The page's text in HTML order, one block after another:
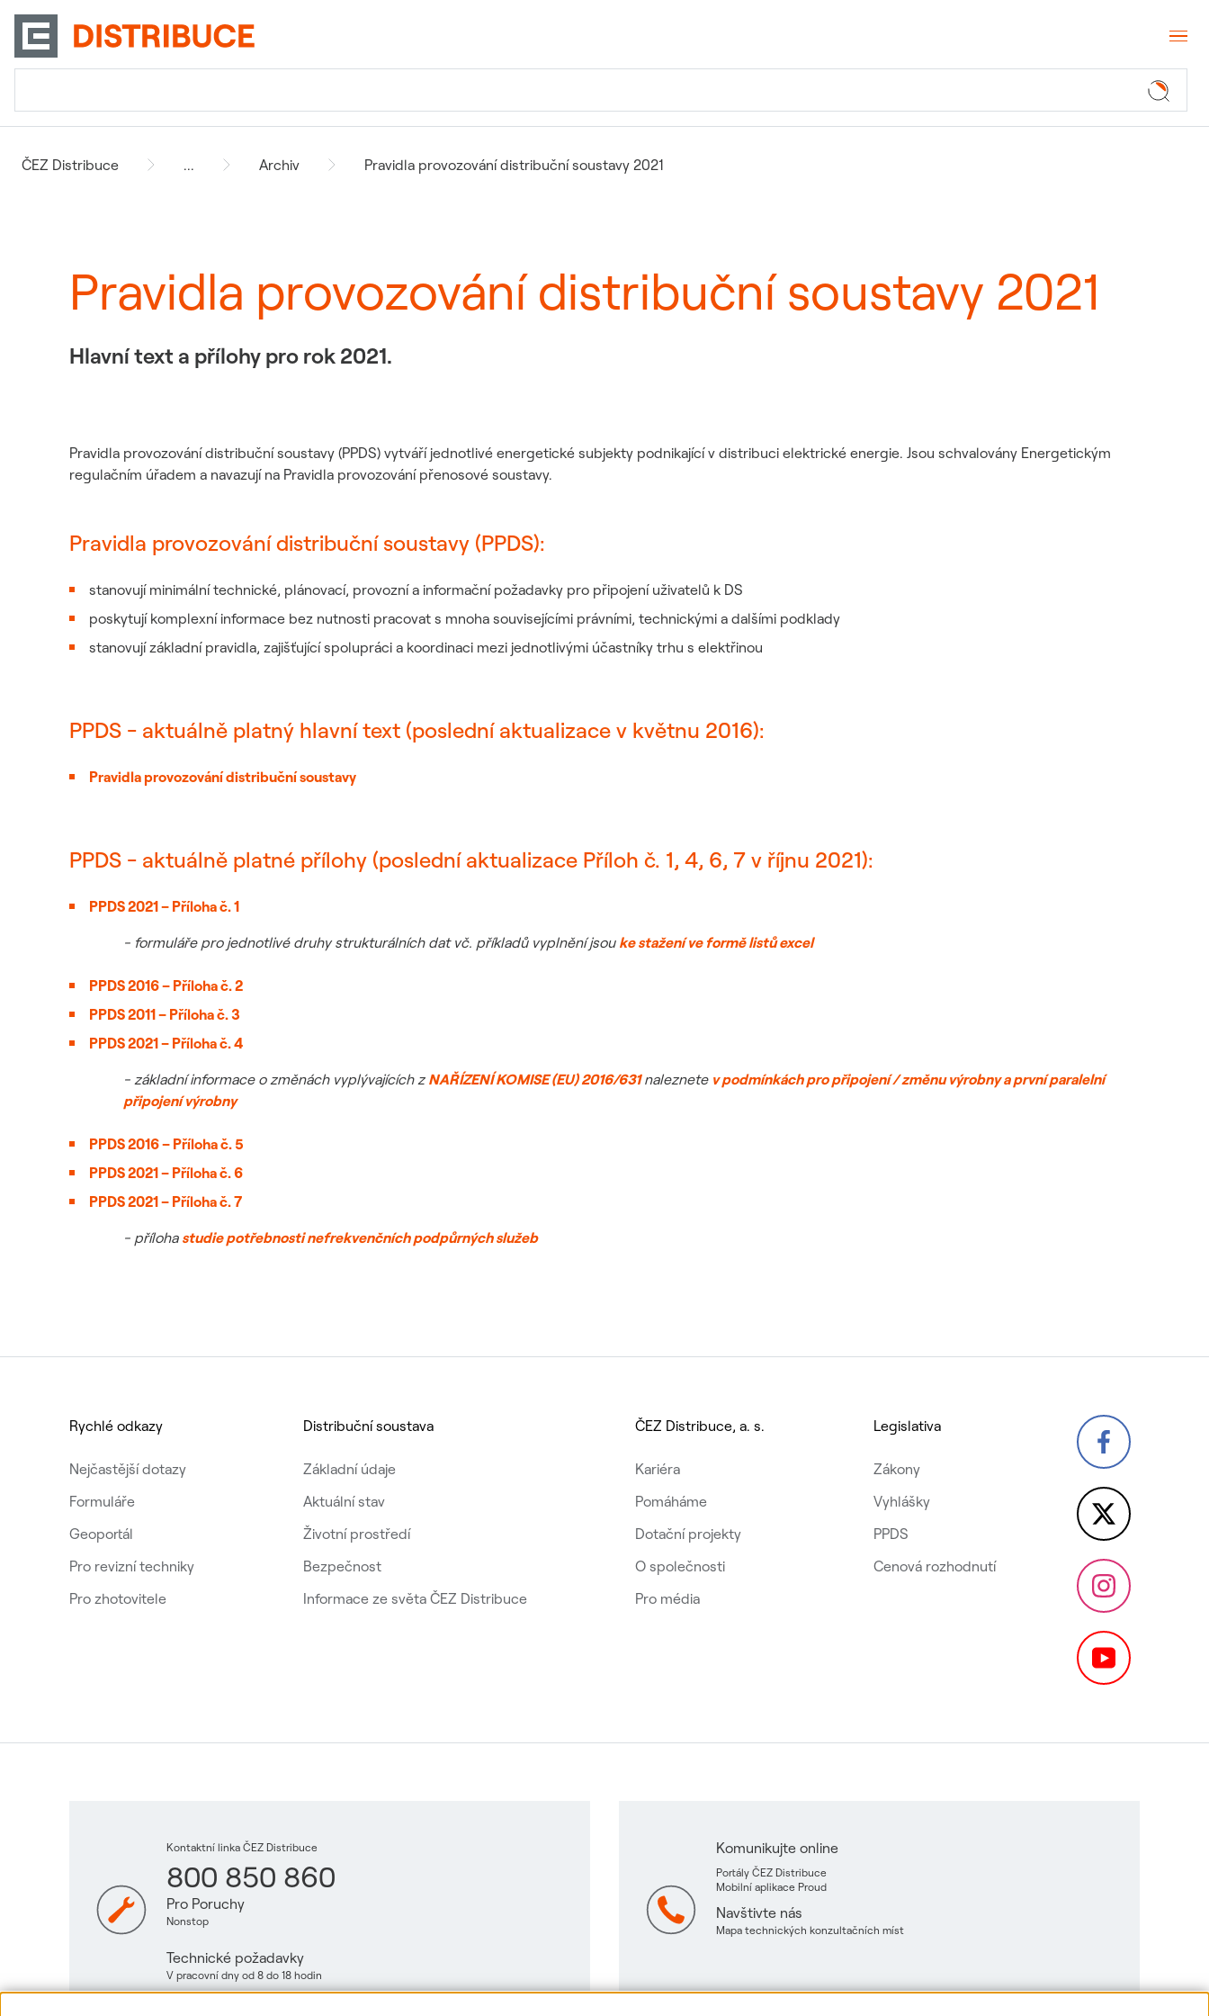
ČEZ Distribuce ... Archiv Pravidla provozování distribuční soustavy 2021
Pravidla provozování distribuční soustavy 2021
Hlavní text a přílohy pro rok 2021.
Pravidla provozování distribuční soustavy (PPDS) vytváří jednotlivé energetické subjekty podnikající v distribuci elektrické energie. Jsou schvalovány Energetickým
regulačním úřadem a navazují na Pravidla provozování přenosové soustavy.
Pravidla provozování distribuční soustavy (PPDS):
stanovují minimální technické, plánovací, provozní a informační požadavky pro připojení uživatelů k DS
poskytují komplexní informace bez nutnosti pracovat s mnoha souvisejícími právními, technickými a dalšími podklady
stanovují základní pravidla, zajišťující spolupráci a koordinaci mezi jednotlivými účastníky trhu s elektřinou
PPDS - aktuálně platný hlavní text (poslední aktualizace v květnu 2016):
Pravidla provozování distribuční soustavy
PPDS - aktuálně platné přílohy (poslední aktualizace Příloh č. 1, 4, 6, 7 v říjnu 2021):
PPDS 2021 – Příloha č. 1
- formuláře pro jednotlivé druhy strukturálních dat vč. příkladů vyplnění jsou ke stažení ve formě listů excel
PPDS 2016 – Příloha č. 2
PPDS 2011 – Příloha č. 3
PPDS 2021 – Příloha č. 4
- základní informace o změnách vyplývajících z NAŘÍZENÍ KOMISE (EU) 2016/631 naleznete v podmínkách pro připojení / změnu výrobny a první paralelní
připojení výrobny
PPDS 2016 – Příloha č. 5
PPDS 2021 – Příloha č. 6
PPDS 2021 – Příloha č. 7
- příloha studie potřebnosti nefrekvenčních podpůrných služeb
Rychlé odkazy
Nejčastější dotazy
Formuláře
Geoportál
Pro revizní techniky
Pro zhotovitele
Distribuční soustava
Základní údaje
Aktuální stav
Životní prostředí
Bezpečnost
Informace ze světa ČEZ Distribuce
ČEZ Distribuce, a. s.
Kariéra
Pomáháme
Dotační projekty
O společnosti
Pro média
Legislativa
Zákony
Vyhlášky
PPDS
Cenová rozhodnutí
Kontaktní linka ČEZ Distribuce
800 850 860
Pro Poruchy
Nonstop
Technické požadavky
V pracovní dny od 8 do 18 hodin
Komunikujte online
Portály ČEZ Distribuce
Mobilní aplikace Proud
Navštivte nás
Mapa technických konzultačních míst